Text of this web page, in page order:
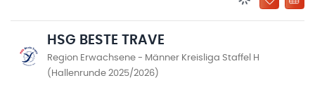
ZU
HSG BESTE TRAVE
Region Erwachsene - Männer Kreisliga Staffel H
(Hallenrunde 2025/2026)